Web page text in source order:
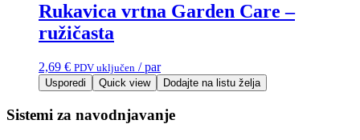
Rukavica vrtna Garden Care –
ružičasta
2,69 € PDV uključen / par
Usporedi Quick view Dodajte na listu želja
Sistemi za navodnjavanje